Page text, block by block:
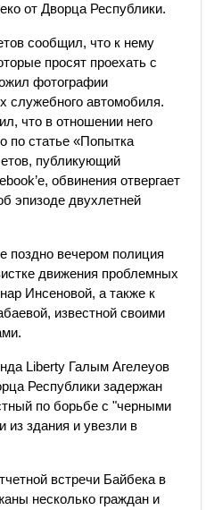
от Дворца Республики.
сообщил, что к нему
просят проехать с
фотографии
служебного автомобиля.
что в отношении него
по статье «Попытка
публикующий
обвинения отвергает
эпизоде двухлетней
поздно вечером полиция
движения проблемных
Инсеновой, а также к
известной своими
Liberty Галым Агелеуов
Республики задержан
по борьбе с "черными
из здания и увезли в
встречи Байбека в
несколько граждан и